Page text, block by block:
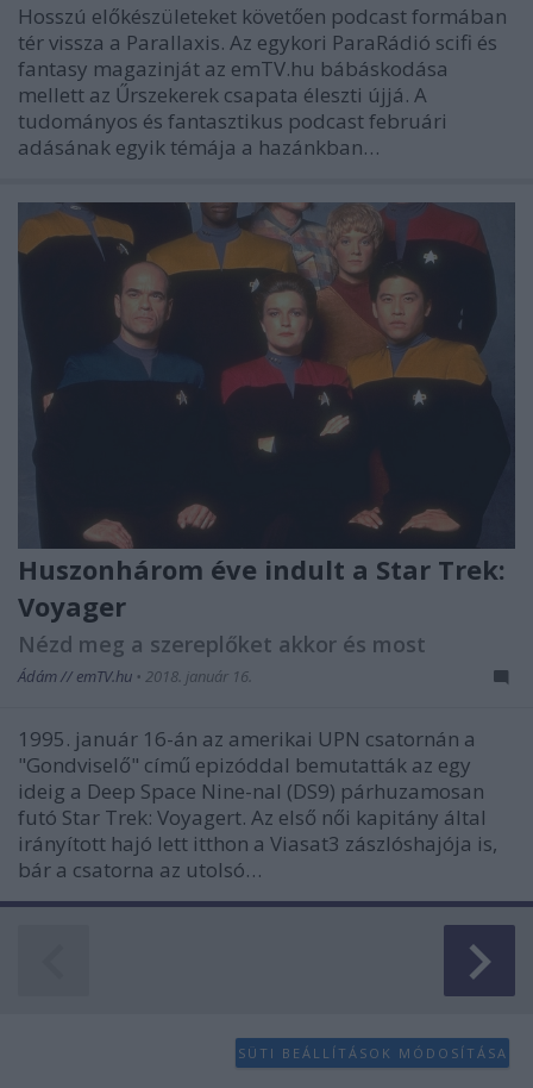
Hosszú előkészületeket követően podcast formában
tér vissza a Parallaxis. Az egykori ParaRádió scifi és
fantasy magazinját az emTV.hu bábáskodása
mellett az Űrszekerek csapata éleszti újjá. A
tudományos és fantasztikus podcast februári
adásának egyik témája a hazánkban…
Huszonhárom éve indult a Star Trek:
Voyager
Nézd meg a szereplőket akkor és most
Ádám // emTV.hu • 2018. január 16.
1995. január 16-án az amerikai UPN csatornán a
"Gondviselő" című epizóddal bemutatták az egy
ideig a Deep Space Nine-nal (DS9) párhuzamosan
futó Star Trek: Voyagert. Az első női kapitány által
irányított hajó lett itthon a Viasat3 zászlóshajója is,
bár a csatorna az utolsó…
SÜTI BEÁLLÍTÁSOK MÓDOSÍTÁSA